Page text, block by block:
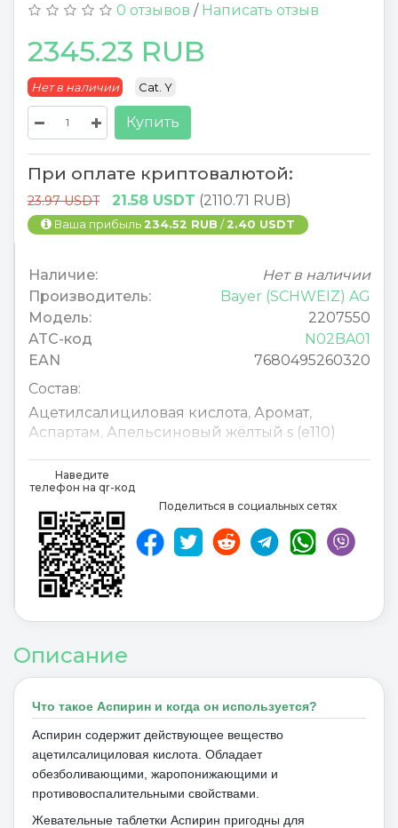
0 отзывов / Написать отзыв
2345.23 RUB
Нет в наличии Cat. Y
Купить
При оплате криптовалютой:
23.97 USDT 21.58 USDT (2110.71 RUB)
Ваша прибыль 234.52 RUB /2.40 USDT
Наличие:
Нет в наличии
Производитель:
Bayer (SCHWEIZ) AG
Модель:
2207550
ATC-код
N02BA01
EAN
7680495260320
Состав:
Ацетилсалициловая кислота, Аромат,
Аспартам Апельсиновый жёлтый s (e110)
Acetylsalicylsäure
Gelborange S (E110)
Наведите
телефон на qr-код
Поделиться в социальных сетях
Описание
Что такое Аспирин и когда он используется?
Аспирин содержит действующее вещество
ацетилсалициловая кислота. Обладает
обезболивающими, жаропонижающими и
противовоспалительными свойствами.
Жевательные таблетки Аспирин пригодны для